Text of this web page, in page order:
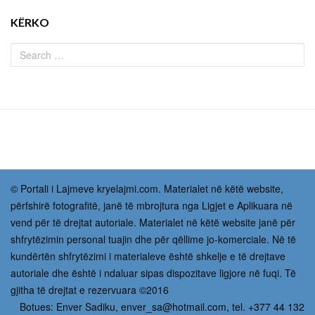
KËRKO
© Portali i Lajmeve kryelajmi.com. Materialet në këtë website,
përfshirë fotografitë, janë të mbrojtura nga Ligjet e Aplikuara në
vend për të drejtat autoriale. Materialet në këtë website janë për
shfrytëzimin personal tuajin dhe për qëllime jo-komerciale. Në të
kundërtën shfrytëzimi i materialeve është shkelje e të drejtave
autoriale dhe është i ndaluar sipas dispozitave ligjore në fuqi. Të
gjitha të drejtat e rezervuara ©2016
Botues: Enver Sadiku, enver_sa@hotmail.com, tel. +377 44 132